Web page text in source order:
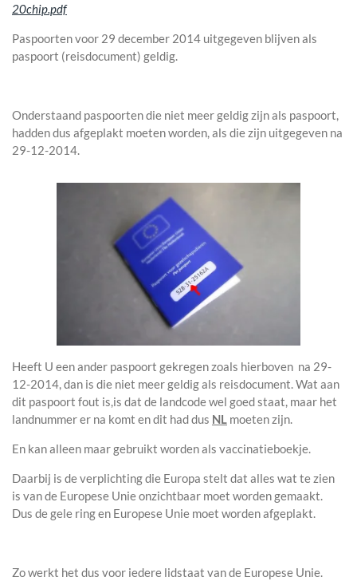
20chip.pdf
Paspoorten voor 29 december 2014 uitgegeven blijven als
paspoort (reisdocument) geldig.
Onderstaand paspoorten die niet meer geldig zijn als paspoort,
hadden dus afgeplakt moeten worden, als die zijn uitgegeven na
29-12-2014.
Heeft U een ander paspoort gekregen zoals hierboven na 29-
12-2014, dan is die niet meer geldig als reisdocument. Wat aan
dit paspoort fout is,is dat de landcode wel goed staat, maar het
landnummer er na komt en dit had dus NL moeten zijn.
En kan alleen maar gebruikt worden als vaccinatieboekje.
Daarbij is de verplichting die Europa stelt dat alles wat te zien
is van de Europese Unie onzichtbaar moet worden gemaakt.
Dus de gele ring en Europese Unie moet worden afgeplakt.
Zo werkt het dus voor iedere lidstaat van de Europese Unie.